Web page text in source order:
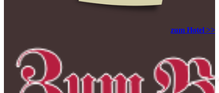
zum Hotel >>